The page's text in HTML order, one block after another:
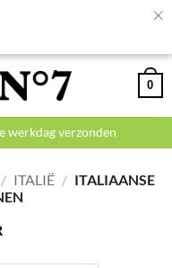
×
0
werkdag verzonden
/ ITALIË / ITALIAANSE